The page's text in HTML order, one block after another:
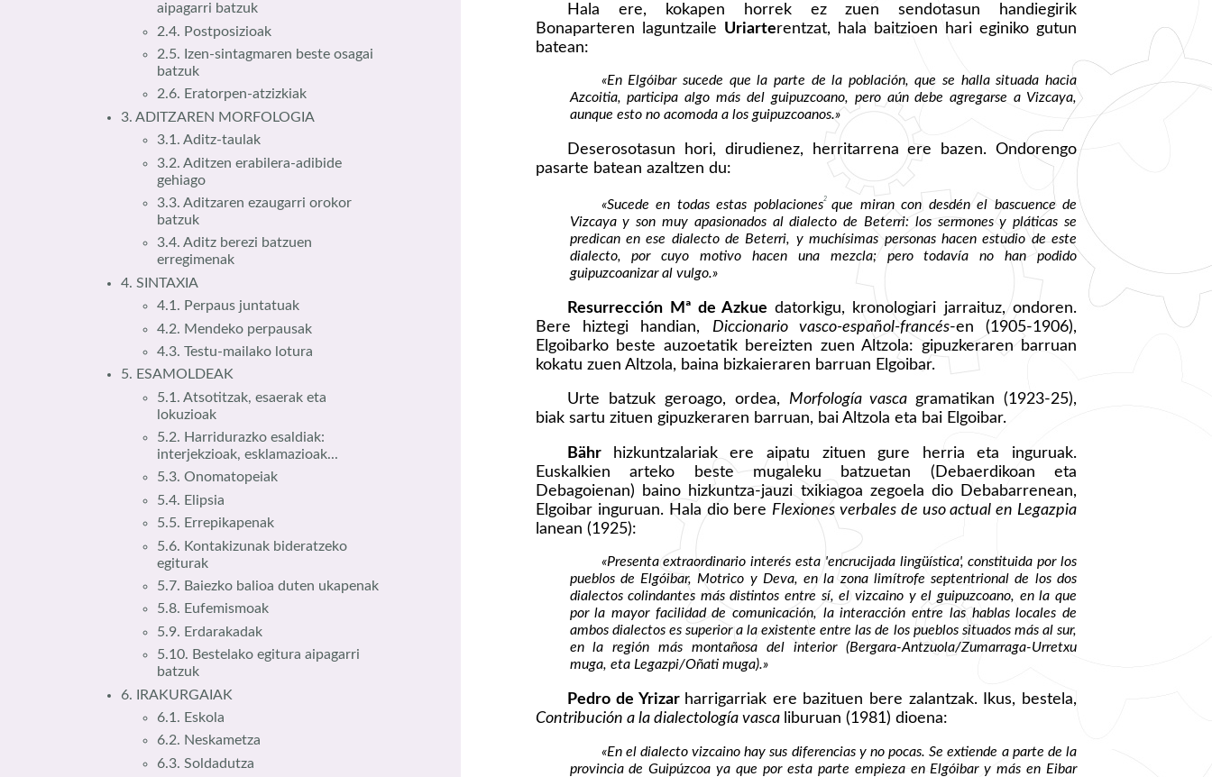
aipagarri batzuk
2.4. Postposizioak
2.5. Izen-sintagmaren beste osagai
batzuk
2.6. Eratorpen-atzizkiak
3. ADITZAREN MORFOLOGIA
3.1. Aditz-taulak
3.2. Aditzen erabilera-adibide
gehiago
3.3. Aditzaren ezaugarri orokor
batzuk
3.4. Aditz berezi batzuen
erregimenak
4. SINTAXIA
4.1. Perpaus juntatuak
4.2. Mendeko perpausak
4.3. Testu-mailako lotura
5. ESAMOLDEAK
5.1. Atsotitzak, esaerak eta
lokuzioak
5.2. Harridurazko esaldiak:
interjekzioak, esklamazioak...
5.3. Onomatopeiak
5.4. Elipsia
5.5. Errepikapenak
5.6. Kontakizunak bideratzeko
egiturak
5.7. Baiezko balioa duten ukapenak
5.8. Eufemismoak
5.9. Erdarakadak
5.10. Bestelako egitura aipagarri
batzuk
6. IRAKURGAIAK
6.1. Eskola
6.2. Neskametza
6.3. Soldadutza
Hala ere, kokapen horrek ez zuen sendotasun handiegirik
Bonaparteren laguntzaile Uriarterentzat, hala baitzioen hari eginiko gutun
batean:
«En Elgóibar sucede que la parte de la población, que se halla situada hacia
Azcoitia, participa algo más del guipuzcoano, pero aún debe agregarse a Vizcaya,
aunque esto no acomoda a los guipuzcoanos.»
Deserosotasun hori, dirudienez, herritarrena ere bazen. Ondorengo
pasarte batean azaltzen du:
«Sucede en todas estas poblaciones2
que miran con desdén el bascuence de
Vizcaya y son muy apasionados al dialecto de Beterri: los sermones y pláticas se
predican en ese dialecto de Beterri, y muchísimas personas hacen estudio de este
dialecto, por cuyo motivo hacen una mezcla; pero todavía no han podido
guipuzcoanizar al vulgo.»
Resurrección Mª de Azkue datorkigu, kronologiari jarraituz, ondoren.
Bere hiztegi handian, Diccionario vasco-español-francés-en (1905-1906),
Elgoibarko beste auzoetatik bereizten zuen Altzola: gipuzkeraren barruan
kokatu zuen Altzola, baina bizkaieraren barruan Elgoibar.
Urte batzuk geroago, ordea, Morfología vasca gramatikan (1923-25),
biak sartu zituen gipuzkeraren barruan, bai Altzola eta bai Elgoibar.
Bähr
hizkuntzalariak ere aipatu zituen gure herria eta inguruak.
Euskalkien arteko beste mugaleku batzuetan (Debaerdikoan eta
Debagoienan) baino hizkuntza-jauzi txikiagoa zegoela dio Debabarrenean,
Elgoibar inguruan. Hala dio bere Flexiones verbales de uso actual en Legazpia
lanean (1925):
«Presenta extraordinario interés esta 'encrucijada lingüística', constituida por los
pueblos de Elgóibar, Motrico y Deva, en la zona limítrofe septentrional de los dos
dialectos colindantes más distintos entre sí, el vizcaino y el guipuzcoano, en la que
por la mayor facilidad de comunicación, la interacción entre las hablas locales de
ambos dialectos es superior a la existente entre las de los pueblos situados más al sur,
en la región más montañosa del interior (Bergara-Antzuola/Zumarraga-Urretxu
muga, eta Legazpi/Oñati muga).»
Pedro de Yrizar harrigarriak ere bazituen bere zalantzak. Ikus, bestela,
Contribución a la dialectología vasca liburuan (1981) dioena:
«En el dialecto vizcaino hay sus diferencias y no pocas. Se extiende a parte de la
provincia de Guipúzcoa ya que por esta parte empieza en Elgóibar y más en Eibar